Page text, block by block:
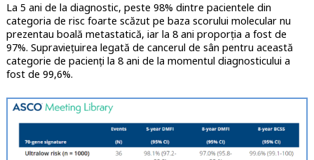
La 5 ani de la diagnostic, peste 98% dintre pacientele din
categoria de risc foarte scăzut pe baza scorului molecular nu
prezentau boală metastatică, iar la 8 ani proporția a fost de
97%. Supraviețuirea legată de cancerul de sân pentru această
categorie de pacienți la 8 ani de la momentul diagnosticului a
fost de 99,6%.